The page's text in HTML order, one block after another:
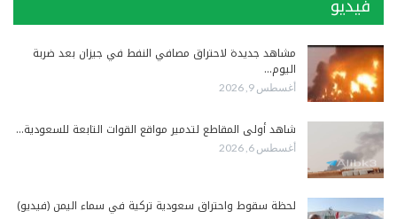
فيديو
مشاهد جديدة لاحتراق مصافي النفط في جيزان بعد ضربة
اليوم…
أغسطس 9, 2026
شاهد أولى المقاطع لتدمير مواقع القوات التابعة للسعودية…
أغسطس 6, 2026
لحظة سقوط واحتراق سعودية تركية في سماء اليمن (فيديو)